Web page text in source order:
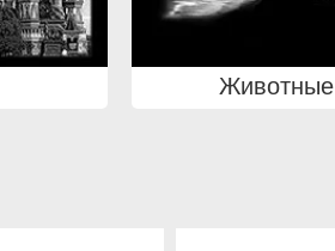
Животные